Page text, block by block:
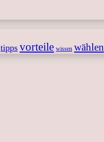
tipps vorteile wissen wählen